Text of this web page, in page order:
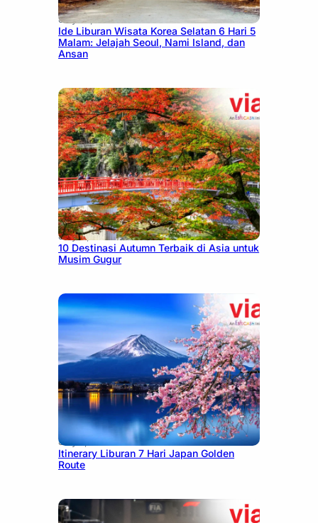
July 15, 2026
Ide Liburan Wisata Korea Selatan 6 Hari 5
Malam: Jelajah Seoul, Nami Island, dan
Ansan
July 9, 2026
10 Destinasi Autumn Terbaik di Asia untuk
Musim Gugur
July 7, 2026
Itinerary Liburan 7 Hari Japan Golden
Route